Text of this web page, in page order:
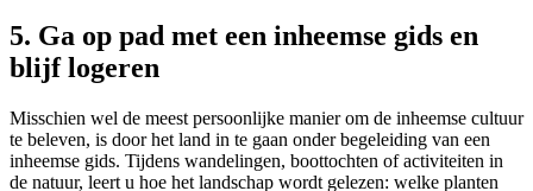
5. Ga op pad met een inheemse gids en
blijf logeren
Misschien wel de meest persoonlijke manier om de inheemse cultuur
te beleven, is door het land in te gaan onder begeleiding van een
inheemse gids. Tijdens wandelingen, boottochten of activiteiten in
de natuur, leert u hoe het landschap wordt gelezen: welke planten